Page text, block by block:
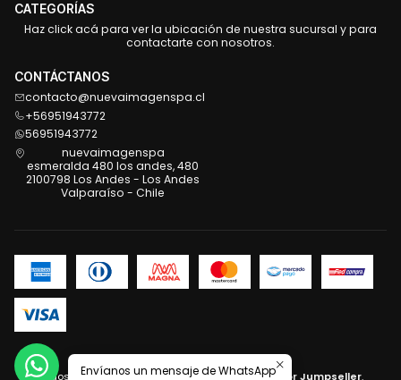
CATEGORÍAS
Haz click acá para ver la ubicación de nuestra sucursal y para
contactarte con nosotros.
CONTÁCTANOS
contacto@nuevaimagenspa.cl
+56951943772
56951943772
nuevaimagenspa
esmeralda 480 los andes, 480
2100798 Los Andes - Los Andes
Valparaíso - Chile
Todos los derechos reservados.Desarrollado por Jumpseller.
Envíanos un mensaje de WhatsApp